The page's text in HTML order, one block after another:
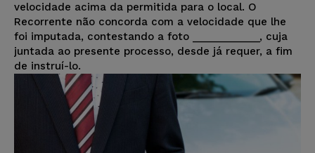
velocidade acima da permitida para o local. O
Recorrente não concorda com a velocidade que lhe
foi imputada, contestando a foto ____________, cuja
juntada ao presente processo, desde já requer, a fim
de instruí-lo.